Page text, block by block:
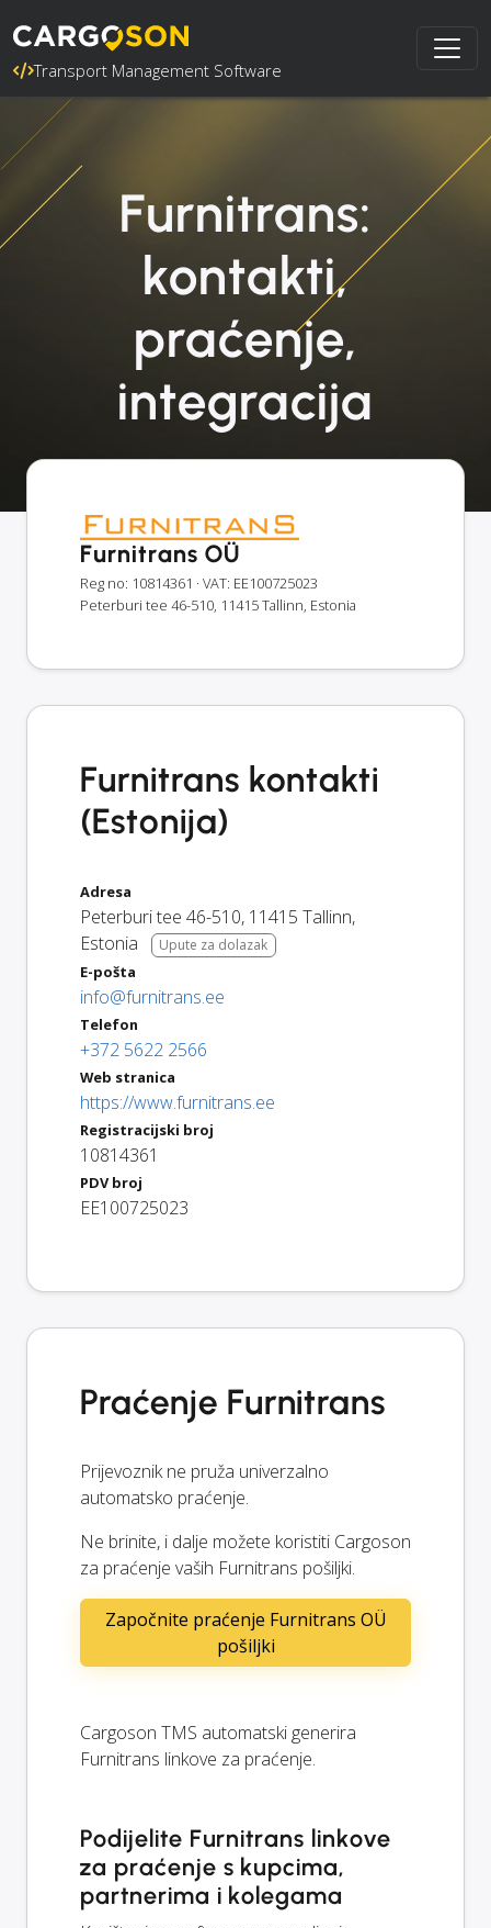
Transport Management Software
Furnitrans:
kontakti,
praćenje,
integracija
Furnitrans OÜ
Reg no: 10814361 · VAT: EE100725023
Peterburi tee 46-510, 11415 Tallinn, Estonia
Furnitrans kontakti
(Estonija)
Adresa
Peterburi tee 46-510, 11415 Tallinn,
Estonia
Upute za dolazak
E-pošta
info@furnitrans.ee
Telefon
+372 5622 2566
Web stranica
https://www.furnitrans.ee
Registracijski broj
10814361
PDV broj
EE100725023
Praćenje Furnitrans
Prijevoznik ne pruža univerzalno
automatsko praćenje.
Ne brinite, i dalje možete koristiti Cargoson
za praćenje vaših Furnitrans pošiljki.
Započnite praćenje Furnitrans OÜ
pošiljki
Cargoson TMS automatski generira
Furnitrans linkove za praćenje.
Podijelite Furnitrans linkove
za praćenje s kupcima,
partnerima i kolegama